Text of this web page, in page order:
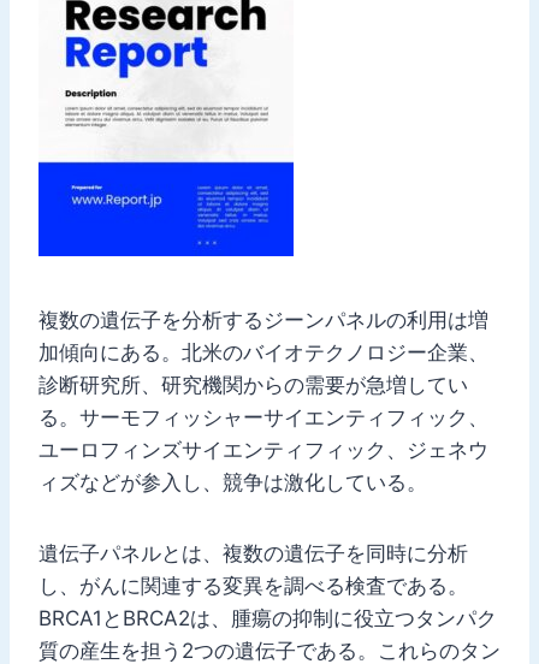
複数の遺伝子を分析するジーンパネルの利用は増
加傾向にある。北米のバイオテクノロジー企業、
診断研究所、研究機関からの需要が急増してい
る。サーモフィッシャーサイエンティフィック、
ユーロフィンズサイエンティフィック、ジェネウ
ィズなどが参入し、競争は激化している。
遺伝子パネルとは、複数の遺伝子を同時に分析
し、がんに関連する変異を調べる検査である。
BRCA1とBRCA2は、腫瘍の抑制に役立つタンパク
質の産生を担う2つの遺伝子である。これらのタン